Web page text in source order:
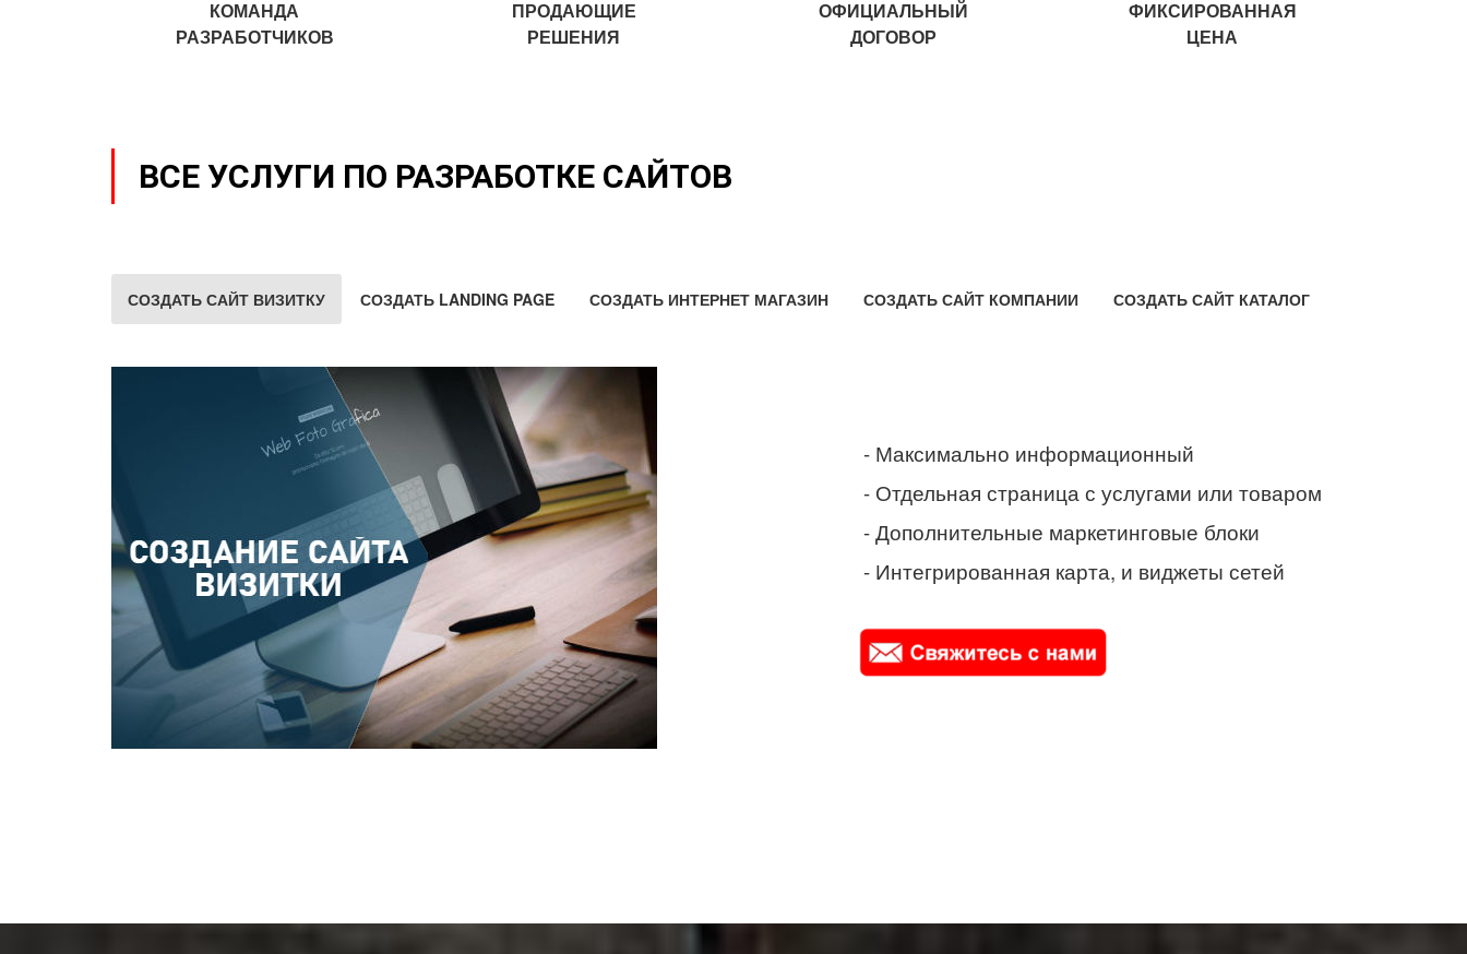
КОМАНДА
РАЗРАБОТЧИКОВ
ПРОДАЮЩИЕ
РЕШЕНИЯ
ОФИЦИАЛЬНЫЙ
ДОГОВОР
ФИКСИРОВАННАЯ
ЦЕНА
ВСЕ УСЛУГИ ПО РАЗРАБОТКЕ САЙТОВ
СОЗДАТЬ САЙТ ВИЗИТКУ СОЗДАТЬ LANDING PAGE СОЗДАТЬ ИНТЕРНЕТ МАГАЗИН СОЗДАТЬ САЙТ КОМПАНИИ СОЗДАТЬ САЙТ КАТАЛОГ
- Максимально информационный
- Отдельная страница с услугами или товаром
- Дополнительные маркетинговые блоки
- Интегрированная карта, и виджеты сетей